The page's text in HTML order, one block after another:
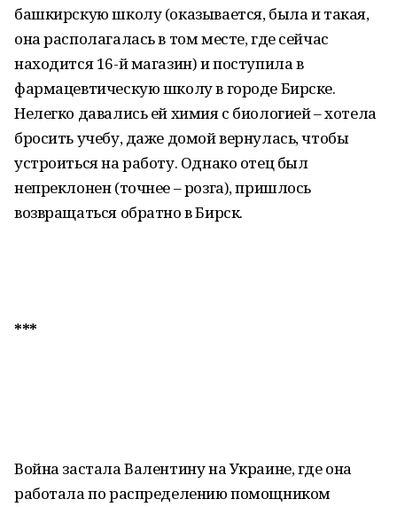
башкирскую школу (оказывается, была и такая,
она располагалась в том месте, где сейчас
находится 16-й магазин) и поступила в
фармацевтическую школу в городе Бирске.
Нелегко давались ей химия с биологией – хотела
бросить учебу, даже домой вернулась, чтобы
устроиться на работу. Однако отец был
непреклонен (точнее – розга), пришлось
возвращаться обратно в Бирск.
***
Война застала Валентину на Украине, где она
работала по распределению помощником